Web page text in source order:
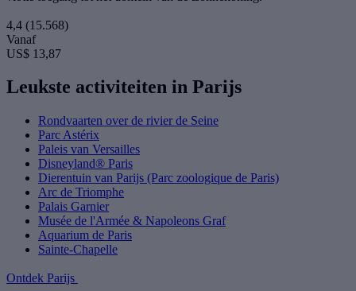
4,4 (15.568)
Vanaf
US$ 13,87
Leukste activiteiten in Parijs
Rondvaarten over de rivier de Seine
Parc Astérix
Paleis van Versailles
Disneyland® Paris
Dierentuin van Parijs (Parc zoologique de Paris)
Arc de Triomphe
Palais Garnier
Musée de l'Armée & Napoleons Graf
Aquarium de Paris
Sainte-Chapelle
Ontdek Parijs